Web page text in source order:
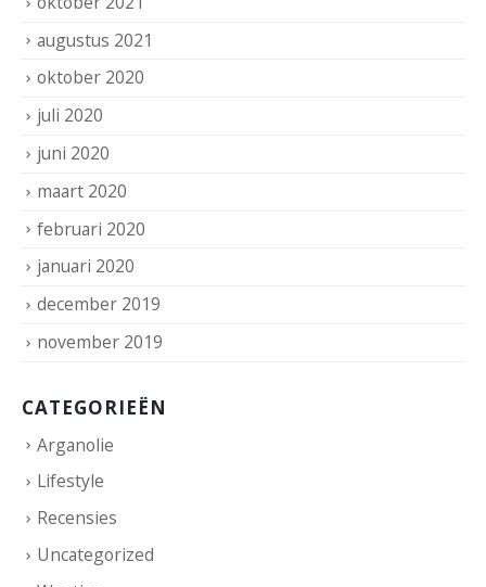
augustus 2021
oktober 2020
juli 2020
juni 2020
maart 2020
februari 2020
januari 2020
december 2019
november 2019
Arganolie
Lifestyle
Recensies
Uncategorized
Weetjes